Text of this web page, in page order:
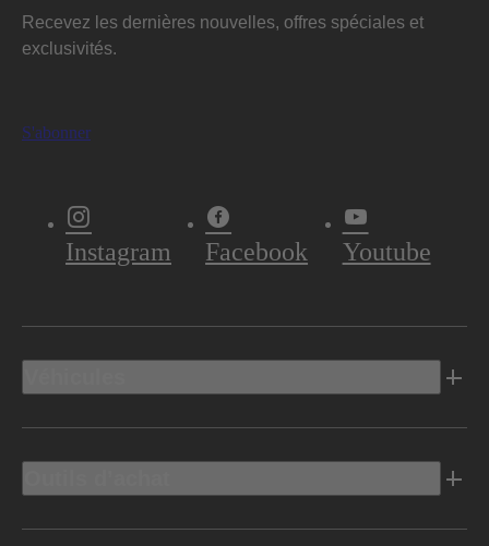
Recevez les dernières nouvelles, offres spéciales et
exclusivités.
S'abonner
Instagram Facebook Youtube